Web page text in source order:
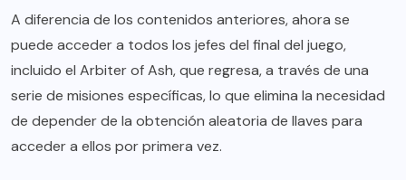
A diferencia de los contenidos anteriores, ahora se
puede acceder a todos los jefes del final del juego,
incluido el Arbiter of Ash, que regresa, a través de una
serie de misiones específicas, lo que elimina la necesidad
de depender de la obtención aleatoria de llaves para
acceder a ellos por primera vez.